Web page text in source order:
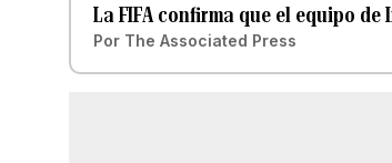
La FIFA confirma que el equipo
Por The Associated Press